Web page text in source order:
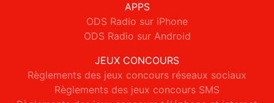
APPS
ODS Radio sur iPhone
ODS Radio sur Android
JEUX CONCOURS
Règlements des jeux concours réseaux sociaux
Règlements des jeux concours SMS